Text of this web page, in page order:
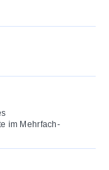
im Mehrfach-